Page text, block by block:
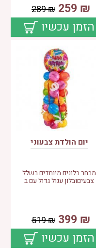
₪
259
₪
289
הזמן עכשיו
יום הולדת צבעוני
מבחר בלונים מיוחדים בשלל
צבעיםובלון עגול גדול עם ב
₪
399
₪
519
הזמן עכשיו